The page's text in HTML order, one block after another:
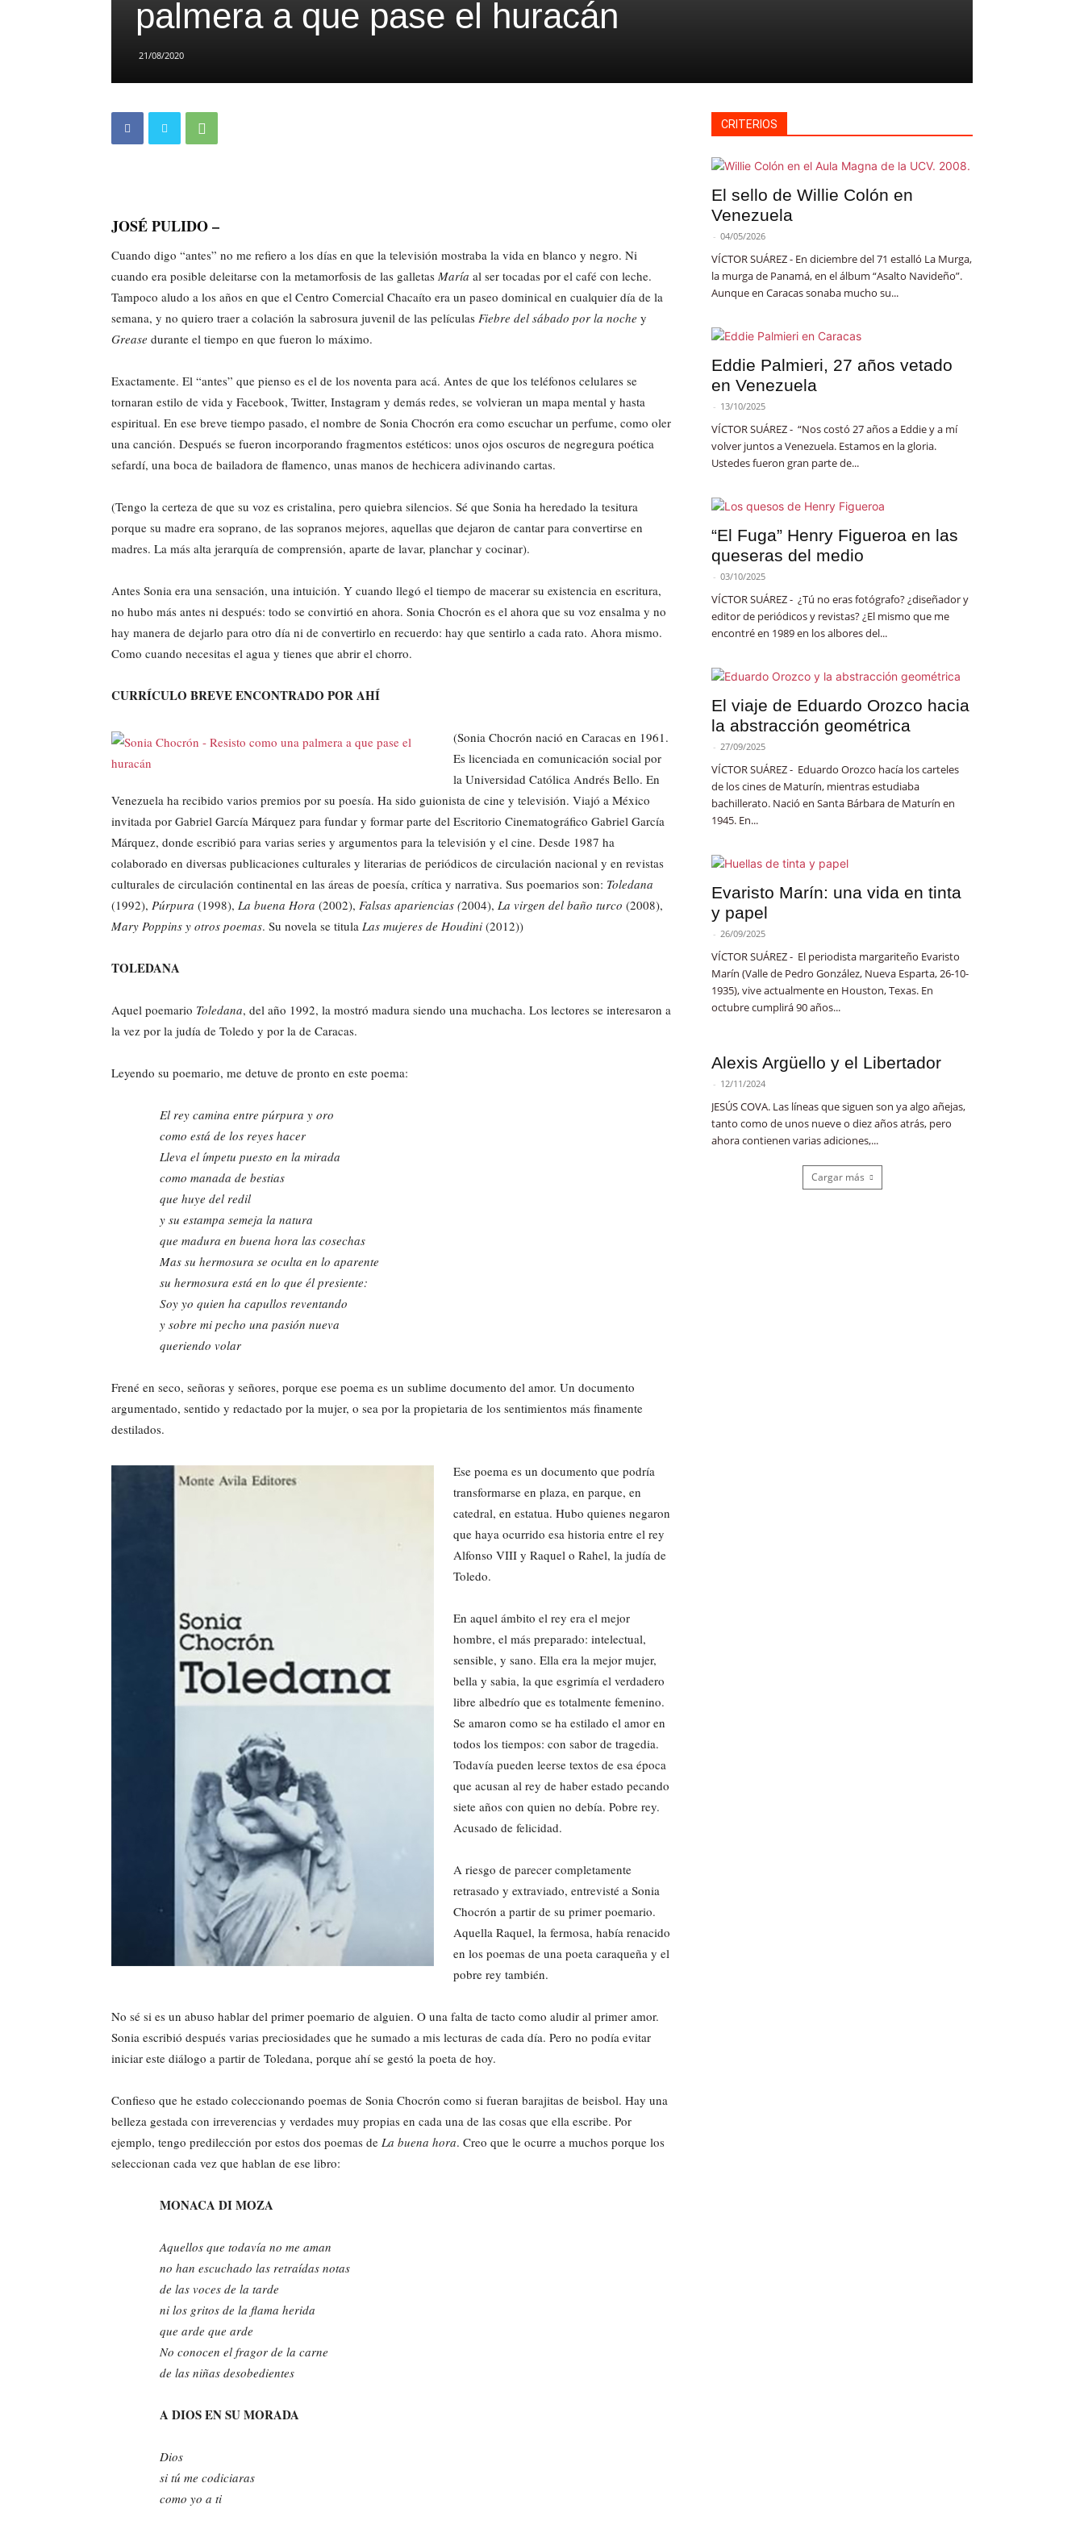
palmera a que pase el huracán
21/08/2020
JOSÉ PULIDO –
Cuando digo “antes” no me refiero a los días en que la televisión mostraba la vida en blanco y negro. Ni
cuando era posible deleitarse con la metamorfosis de las galletas María al ser tocadas por el café con leche.
Tampoco aludo a los años en que el Centro Comercial Chacaíto era un paseo dominical en cualquier día de la
semana, y no quiero traer a colación la sabrosura juvenil de las películas Fiebre del sábado por la noche y
Grease durante el tiempo en que fueron lo máximo.
Exactamente. El “antes” que pienso es el de los noventa para acá. Antes de que los teléfonos celulares se
tornaran estilo de vida y Facebook, Twitter, Instagram y demás redes, se volvieran un mapa mental y hasta
espiritual. En ese breve tiempo pasado, el nombre de Sonia Chocrón era como escuchar un perfume, como oler
una canción. Después se fueron incorporando fragmentos estéticos: unos ojos oscuros de negregura poética
sefardí, una boca de bailadora de flamenco, unas manos de hechicera adivinando cartas.
(Tengo la certeza de que su voz es cristalina, pero quiebra silencios. Sé que Sonia ha heredado la tesitura
porque su madre era soprano, de las sopranos mejores, aquellas que dejaron de cantar para convertirse en
madres. La más alta jerarquía de comprensión, aparte de lavar, planchar y cocinar).
Antes Sonia era una sensación, una intuición. Y cuando llegó el tiempo de macerar su existencia en escritura,
no hubo más antes ni después: todo se convirtió en ahora. Sonia Chocrón es el ahora que su voz ensalma y no
hay manera de dejarlo para otro día ni de convertirlo en recuerdo: hay que sentirlo a cada rato. Ahora mismo.
Como cuando necesitas el agua y tienes que abrir el chorro.
CURRÍCULO BREVE ENCONTRADO POR AHÍ
(Sonia Chocrón nació en Caracas en 1961.
Es licenciada en comunicación social por
la Universidad Católica Andrés Bello. En
Venezuela ha recibido varios premios por su poesía. Ha sido guionista de cine y televisión. Viajó a México
invitada por Gabriel García Márquez para fundar y formar parte del Escritorio Cinematográfico Gabriel García
Márquez, donde escribió para varias series y argumentos para la televisión y el cine. Desde 1987 ha
colaborado en diversas publicaciones culturales y literarias de periódicos de circulación nacional y en revistas
culturales de circulación continental en las áreas de poesía, crítica y narrativa. Sus poemarios son: Toledana
(1992), Púrpura (1998), La buena Hora (2002), Falsas apariencias (2004), La virgen del baño turco (2008),
Mary Poppins y otros poemas. Su novela se titula Las mujeres de Houdini (2012))
TOLEDANA
Aquel poemario Toledana, del año 1992, la mostró madura siendo una muchacha. Los lectores se interesaron a
la vez por la judía de Toledo y por la de Caracas.
Leyendo su poemario, me detuve de pronto en este poema:
El rey camina entre púrpura y oro
como está de los reyes hacer
Lleva el ímpetu puesto en la mirada
como manada de bestias
que huye del redil
y su estampa semeja la natura
que madura en buena hora las cosechas
Mas su hermosura se oculta en lo aparente
su hermosura está en lo que él presiente:
Soy yo quien ha capullos reventando
y sobre mi pecho una pasión nueva
queriendo volar
Frené en seco, señoras y señores, porque ese poema es un sublime documento del amor. Un documento
argumentado, sentido y redactado por la mujer, o sea por la propietaria de los sentimientos más finamente
destilados.
Ese poema es un documento que podría
transformarse en plaza, en parque, en
catedral, en estatua. Hubo quienes negaron
que haya ocurrido esa historia entre el rey
Alfonso VIII y Raquel o Rahel, la judía de
Toledo.
En aquel ámbito el rey era el mejor
hombre, el más preparado: intelectual,
sensible, y sano. Ella era la mejor mujer,
bella y sabia, la que esgrimía el verdadero
libre albedrío que es totalmente femenino.
Se amaron como se ha estilado el amor en
todos los tiempos: con sabor de tragedia.
Todavía pueden leerse textos de esa época
que acusan al rey de haber estado pecando
siete años con quien no debía. Pobre rey.
Acusado de felicidad.
A riesgo de parecer completamente
retrasado y extraviado, entrevisté a Sonia
Chocrón a partir de su primer poemario.
Aquella Raquel, la fermosa, había renacido
en los poemas de una poeta caraqueña y el
pobre rey también.
No sé si es un abuso hablar del primer poemario de alguien. O una falta de tacto como aludir al primer amor.
Sonia escribió después varias preciosidades que he sumado a mis lecturas de cada día. Pero no podía evitar
iniciar este diálogo a partir de Toledana, porque ahí se gestó la poeta de hoy.
Confieso que he estado coleccionando poemas de Sonia Chocrón como si fueran barajitas de beisbol. Hay una
belleza gestada con irreverencias y verdades muy propias en cada una de las cosas que ella escribe. Por
ejemplo, tengo predilección por estos dos poemas de La buena hora. Creo que le ocurre a muchos porque los
seleccionan cada vez que hablan de ese libro:
MONACA DI MOZA
Aquellos que todavía no me aman
no han escuchado las retraídas notas
de las voces de la tarde
ni los gritos de la flama herida
que arde que arde
No conocen el fragor de la carne
de las niñas desobedientes
A DIOS EN SU MORADA
Dios
si tú me codiciaras
como yo a ti
CRITERIOS
El sello de Willie Colón en
Venezuela
- 04/05/2026
VÍCTOR SUÁREZ - En diciembre del 71 estalló La Murga,
la murga de Panamá, en el álbum “Asalto Navideño”.
Aunque en Caracas sonaba mucho su...
Eddie Palmieri, 27 años vetado
en Venezuela
- 13/10/2025
VÍCTOR SUÁREZ - “Nos costó 27 años a Eddie y a mí
volver juntos a Venezuela. Estamos en la gloria.
Ustedes fueron gran parte de...
“El Fuga” Henry Figueroa en las
queseras del medio
- 03/10/2025
VÍCTOR SUÁREZ - ¿Tú no eras fotógrafo? ¿diseñador y
editor de periódicos y revistas? ¿El mismo que me
encontré en 1989 en los albores del...
El viaje de Eduardo Orozco hacia
la abstracción geométrica
- 27/09/2025
VÍCTOR SUÁREZ - Eduardo Orozco hacía los carteles
de los cines de Maturín, mientras estudiaba
bachillerato. Nació en Santa Bárbara de Maturín en
1945. En...
Evaristo Marín: una vida en tinta
y papel
- 26/09/2025
VÍCTOR SUÁREZ - El periodista margariteño Evaristo
Marín (Valle de Pedro González, Nueva Esparta, 26-10-
1935), vive actualmente en Houston, Texas. En
octubre cumplirá 90 años...
Alexis Argüello y el Libertador
- 12/11/2024
JESÚS COVA. Las líneas que siguen son ya algo añejas,
tanto como de unos nueve o diez años atrás, pero
ahora contienen varias adiciones,...
Cargar más